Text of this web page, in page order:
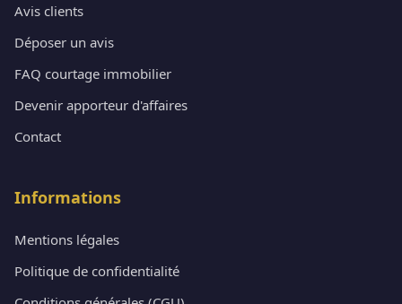
Avis clients
Déposer un avis
FAQ courtage immobilier
Devenir apporteur d'affaires
Contact
Informations
Mentions légales
Politique de confidentialité